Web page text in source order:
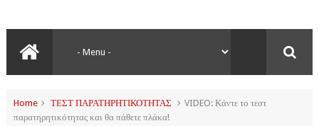
Home ΤΕΣΤ ΠΑΡΑΤΗΡΗΤΙΚΟΤΗΤΑΣ
VIDEO: Κάντε το τεστ
παρατηρητικότητας και θα πάθετε πλάκα!